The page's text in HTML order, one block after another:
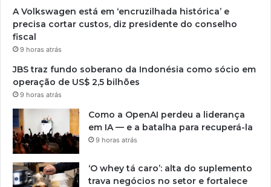
A Volkswagen está em ‘encruzilhada histórica’ e
precisa cortar custos, diz presidente do conselho
fiscal
9 horas atrás
JBS traz fundo soberano da Indonésia como sócio em
operação de US$ 2,5 bilhões
9 horas atrás
Como a OpenAI perdeu a liderança
em IA — e a batalha para recuperá-la
9 horas atrás
‘O whey tá caro’: alta do suplemento
trava negócios no setor e fortalece